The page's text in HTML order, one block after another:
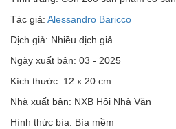
Tác giả: Alessandro Baricco
Dịch giả: Nhiều dịch giả
Ngày xuất bản: 03 - 2025
Kích thước: 12 x 20 cm
Nhà xuất bản: NXB Hội Nhà Văn
Hình thức bìa: Bìa mềm